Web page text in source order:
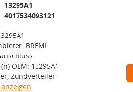
13295A1
4017534093121
BREMI
OEM: 13295A1
Zündverteiler